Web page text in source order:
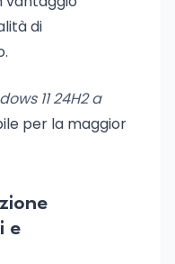
di
11 24H2 a
per la maggior
e